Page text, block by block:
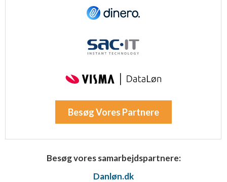
Besøg Vores Partnere
Besøg vores samarbejdspartnere:
Danløn.dk